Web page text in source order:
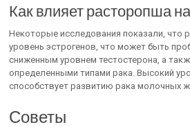
Как влияет расторопша
Некоторые исследования показали,
уровень эстрогенов, что может быть
сниженным уровнем тестостерона, а
определенными типами рака. Высокий
способствует развитию рака молочных
Советы